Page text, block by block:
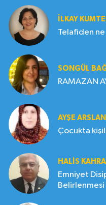
İLKAY
Telafiden
SONGÜL
RAMAZAN
AYŞE
Çocukta
HALIS
Emniyet
Belirlenmesi